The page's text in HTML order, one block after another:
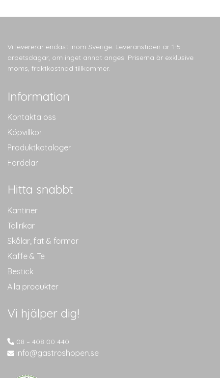
flera
olika
alternativen
kan
flera
olika
alternativen
Vi levererar endast inom Sverige. Leveranstiden är 1-5
arbetsdagar, om inget annat anges. Priserna är exklusive
moms, fraktkostnad tillkommer.
Information
Kontakta oss
Köpvillkor
Produktkataloger
Fördelar
Hitta snabbt
Kantiner
Tallrikar
Skålar, fat & formar
Kaffe & Te
Bestick
Alla produkter
Vi hjälper dig!
08 – 408 00 440
info@gastroshopen.se